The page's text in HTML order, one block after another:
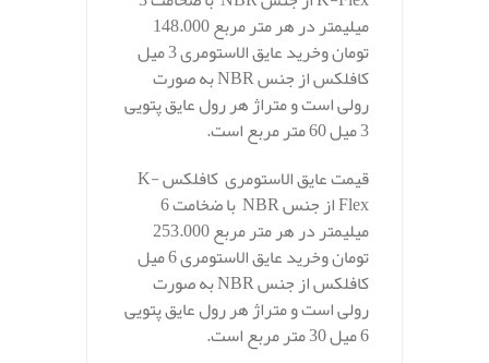
میلیمتر در هر متر مربع 148.000
تومان وخرید عایق الاستومری 3 میل
کافلکس از جنس NBR به صورت
رولی است و متراژ هر رول عایق پتویی
3 میل 60 متر مربع است.
قیمت عایق الاستومری کافلکس K-
Flex از جنس NBR با ضخامت 6
میلیمتر در هر متر مربع 253.000
تومان وخرید عایق الاستومری 6 میل
کافلکس از جنس NBR به صورت
رولی است و متراژ هر رول عایق پتویی
6 میل 30 متر مربع است.